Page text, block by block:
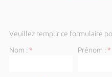
Veuillez remplir ce formulaire
Nom :* Prénom :*